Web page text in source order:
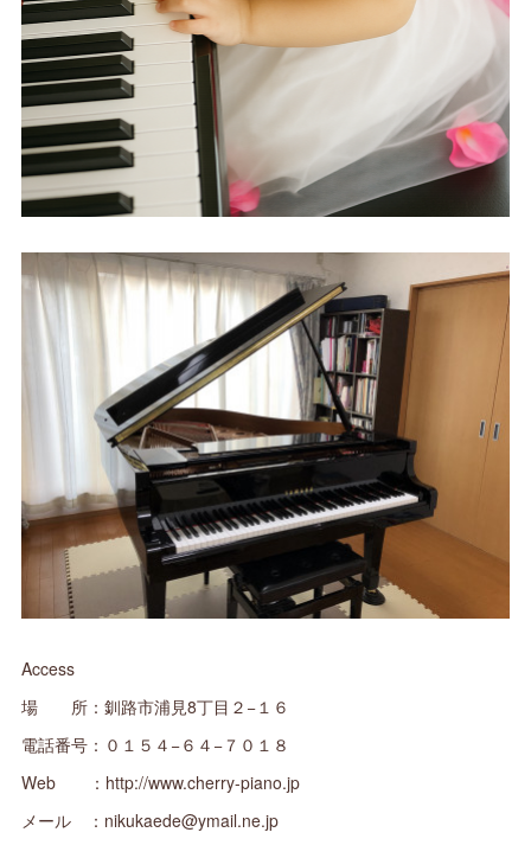
Access
場 所：釧路市浦見8丁目２−１６
電話番号：０１５４−６４−７０１８
Web ：http://www.cherry-piano.jp
メール ：nikukaede@ymail.ne.jp